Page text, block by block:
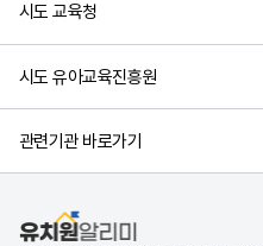
시도 교육청
시도 유아교육진흥원
관련기관 바로가기
유치원알리미